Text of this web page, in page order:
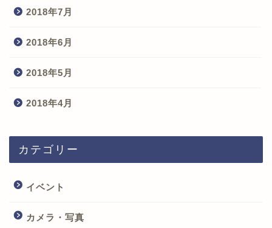
2018年7月
2018年6月
2018年5月
2018年4月
カテゴリー
イベント
カメラ・写真